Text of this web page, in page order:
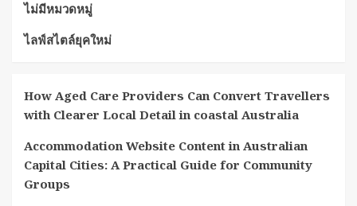
ไม่มีหมวดหมู่
ไลฟ์สไตล์ยุคใหม่
How Aged Care Providers Can Convert Travellers
with Clearer Local Detail in coastal Australia
Accommodation Website Content in Australian
Capital Cities: A Practical Guide for Community
Groups